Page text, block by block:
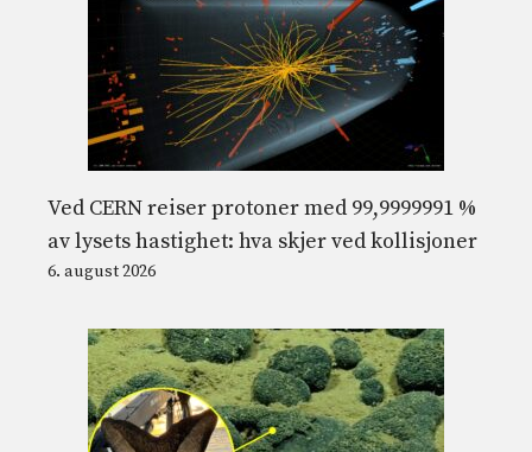
Ved CERN reiser protoner med 99,9999991 %
av lysets hastighet: hva skjer ved kollisjoner
6. august 2026